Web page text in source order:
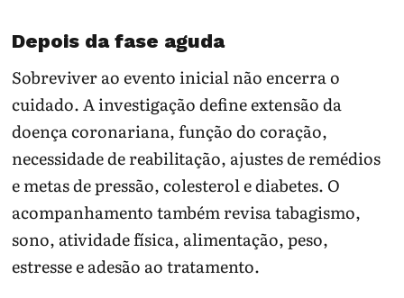
Depois da fase aguda
Sobreviver ao evento inicial não encerra o
cuidado. A investigação define extensão da
doença coronariana, função do coração,
necessidade de reabilitação, ajustes de remédios
e metas de pressão, colesterol e diabetes. O
acompanhamento também revisa tabagismo,
sono, atividade física, alimentação, peso,
estresse e adesão ao tratamento.